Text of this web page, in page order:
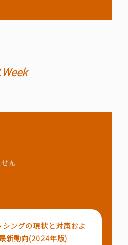
ん
シングの現状と対策およ
新動向(2024年版)